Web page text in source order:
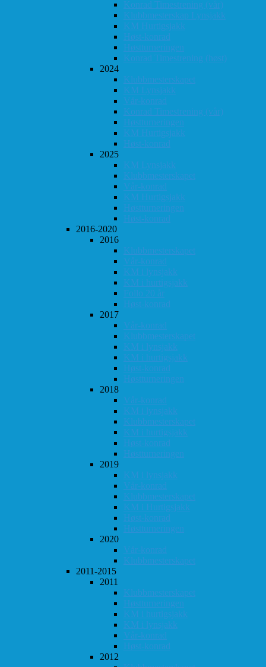
Konrad Timestrening (vår)
Klubbmesterskap Lynsjakk
KM Hurtigsjakk
Høst-konrad
Høstturneringen
Konrad Timestrening (høst)
2024
Klubbmesterskapet
KM Lynsjakk
Vår-konrad
Konrad Timestrening (vår)
Høstturneringen
KM Hurtigsjakk
Høst-konrad
2025
KM Lynsjakk
Klubbmesterskapet
Vår-konrad
KM Hurtigsjakk
Høstturneringen
Høst-konrad
2016-2020
2016
Klubbmesterskapet
Vår-konrad
KM i lynsjakk
KM i hurtigsjakk
Follo 20 år
Høst-konrad
2017
Vår-konrad
Klubbmesterskapet
KM i lynsjakk
KM i hurtigsjakk
Høst-konrad
Høstturneringen
2018
Vår-konrad
KM i lynsjakk
Klubbmesterskapet
KM i hurtigsjakk
Høst-konrad
Høstturneringen
2019
KM i lynsjakk
Vår-konrad
Klubbmesterskapet
KM i Hurtigsjakk
Høst-konrad
Høstturneringen
2020
Vår-konrad
Klubbmesterskapet
2011-2015
2011
Klubbmesterskapet
Høstturneringen
KM i hurtigsjakk
KM i lynsjakk
Vår-konrad
Høst-konrad
2012